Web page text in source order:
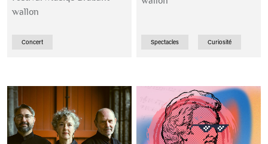
wallon
Concert Spectacles Curiosité